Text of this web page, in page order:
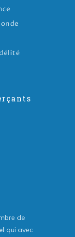
de
qui avec